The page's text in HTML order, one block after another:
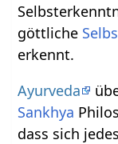
göttliche
erkennt.
Ayurveda
Sankhya
dass sich